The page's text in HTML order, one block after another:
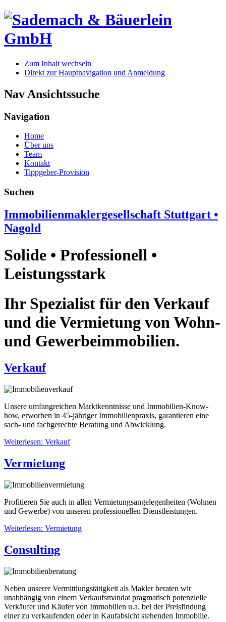
Zum Inhalt wechseln
Direkt zur Hauptnavigation und Anmeldung
Nav Ansichtssuche
Navigation
Home
Über uns
Team
Kontakt
Tippgeber-Provision
Suchen
Immobilienmaklergesellschaft Stuttgart •
Nagold
Solide • Professionell •
Leistungsstark
Ihr Spezialist für den Verkauf
und die Vermietung von Wohn-
und Gewerbeimmobilien.
Verkauf
Unsere umfangreichen Marktkenntnisse und Immobilien-Know-
how, erworben in 45-jähriger Immobilienpraxis, garantieren eine
sach- und fachgerechte Beratung und Abwicklung.
Weiterlesen: Verkauf
Vermietung
Profitieren Sie auch in allen Vermietungsangelegenheiten (Wohnen
und Gewerbe) von unseren professionellen Dienstleistungen.
Weiterlesen: Vermietung
Consulting
Neben unserer Vermittlungstätigkeit als Makler beraten wir
unabhängig von einem Verkaufsmandat pragmatisch potenzielle
Verkäufer und Käufer von Immobilien u.a. bei der Preisfindung
einer zu verkaufenden oder in Kaufabsicht stehenden Immobilie.